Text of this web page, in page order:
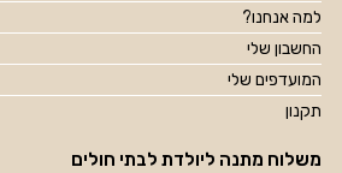
למה אנחנו?
החשבון שלי
המועדפים שלי
תקנון
משלוח מתנה ליולדת לבתי חולים